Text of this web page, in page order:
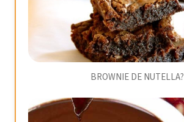
BROWNIE DE NUTELLA?